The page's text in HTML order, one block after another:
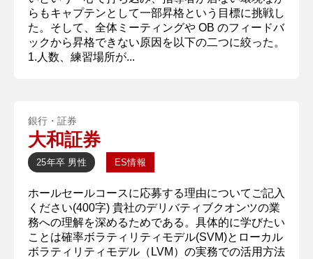
らもキャプテンとして一部昇格という目標に挑戦し
た。そして、全体ミーティングや OB のフィードバ
ックから昇格できない原因を以下の二つに絞った。
1.人数、練習場所が...
銀行・証券
大和証券
25年卒 男性 ES情報
ホールセールコースに応募する理由についてご記入
ください(400字) 貴社のデリバティブクオンツの業
務への理解を深めるためである。具体的に学びたい
ことは確率ボラティリティモデル(SVM)とローカル
ボラティリティモデル（LVM）の実務での活用方法